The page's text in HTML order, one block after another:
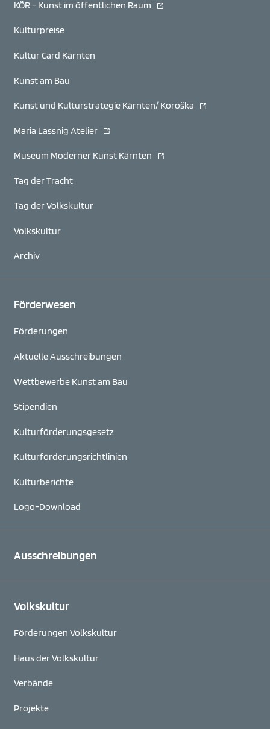
KÖR - Kunst im öffentlichen Raum (öffnet in neuem Fenster)
Kulturpreise
Kultur Card Kärnten
Kunst am Bau
Kunst und Kulturstrategie Kärnten/ Koroška (öffnet in neuem
Maria Lassnig Atelier (öffnet in neuem Fenster)
Museum Moderner Kunst Kärnten (öffnet in neuem Fenster)
Tag der Tracht
Tag der Volkskultur
Volkskultur
Archiv
Förderwesen
Förderungen
Aktuelle Ausschreibungen
Wettbewerbe Kunst am Bau
Stipendien
Kulturförderungsgesetz
Kulturförderungs­richtlinien
Kulturberichte
Logo-Download
Ausschreibungen
Volkskultur
Förderungen Volkskultur
Haus der Volkskultur
Verbände
Projekte